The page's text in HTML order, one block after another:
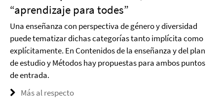
“aprendizaje para todes”
Una enseñanza con perspectiva de género y diversidad
puede tematizar dichas categorías tanto implícita como
explícitamente. En Contenidos de la enseñanza y del plan
de estudio y Métodos hay propuestas para ambos puntos
de entrada.
Más al respecto